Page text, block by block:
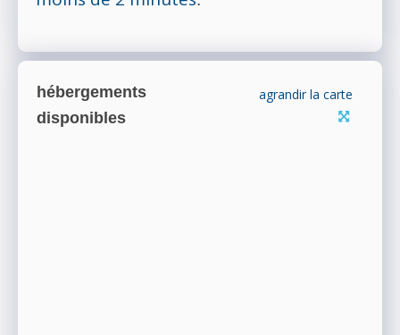
hébergements
disponibles
agrandir la carte